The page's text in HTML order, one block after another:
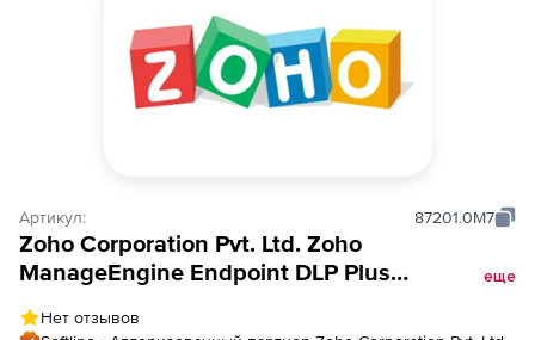
Артикул: 87201.0M7
Zoho Corporation Pvt. Ltd. Zoho
ManageEngine Endpoint DLP Plus
Perpetual Model Annual), fee for 10000
еще
Нет отзывов